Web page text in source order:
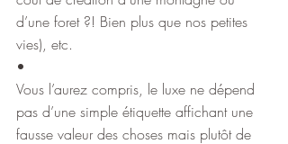
d’une foret ?! Bien plus que nos petites
vies), etc.
•
Vous l’aurez compris, le luxe ne dépend
pas d’une simple étiquette affichant une
fausse valeur des choses mais plutôt de